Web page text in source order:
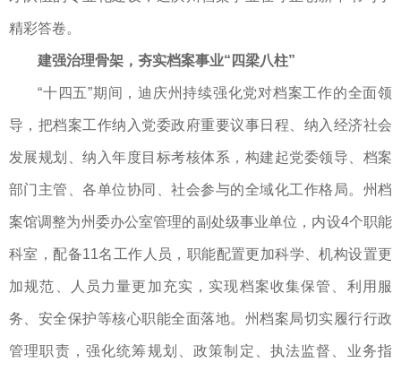
精彩答卷。
建强治理骨架，夯实档案事业“四梁八柱”
“十四五”期间，迪庆州持续强化党对档案工作的全面领
导，把档案工作纳入党委政府重要议事日程、纳入经济社会
发展规划、纳入年度目标考核体系，构建起党委领导、档案
部门主管、各单位协同、社会参与的全域化工作格局。州档
案馆调整为州委办公室管理的副处级事业单位，内设4个职能
科室，配备11名工作人员，职能配置更加科学、机构设置更
加规范、人员力量更加充实，实现档案收集保管、利用服
务、安全保护等核心职能全面落地。州档案局切实履行行政
管理职责，强化统筹规划、政策制定、执法监督、业务指